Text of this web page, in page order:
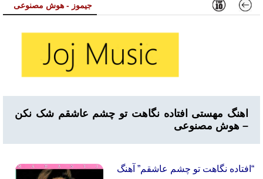
جیموز - هوش مصنوعی
اهنگ مهستی افتاده نگاهت تو چشم عاشقم شک نکن
– هوش مصنوعی
“افتاده نگاهت تو چشم عاشقم” آهنگ